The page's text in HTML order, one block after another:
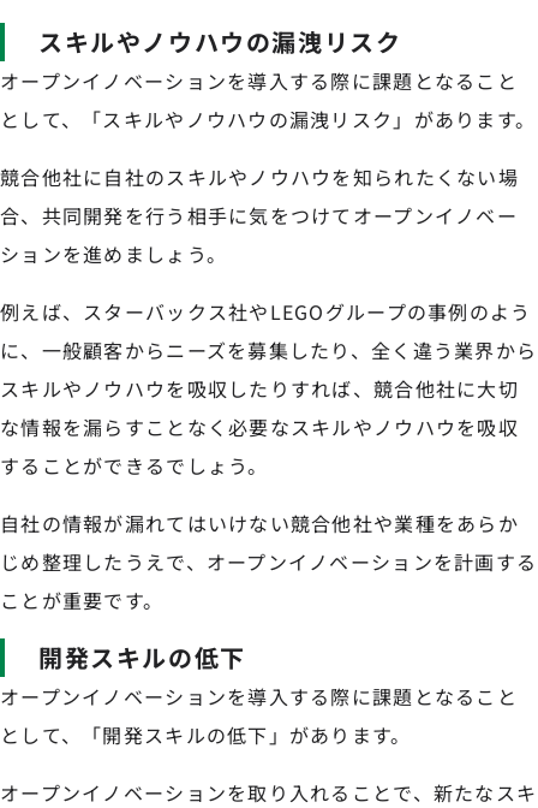
スキルやノウハウの漏洩リスク
オープンイノベーションを導入する際に課題となること
として、「スキルやノウハウの漏洩リスク」があります。
競合他社に自社のスキルやノウハウを知られたくない場
合、共同開発を行う相手に気をつけてオープンイノベー
ションを進めましょう。
例えば、スターバックス社やLEGOグループの事例のよう
に、一般顧客からニーズを募集したり、全く違う業界から
スキルやノウハウを吸収したりすれば、競合他社に大切
な情報を漏らすことなく必要なスキルやノウハウを吸収
することができるでしょう。
自社の情報が漏れてはいけない競合他社や業種をあらか
じめ整理したうえで、オープンイノベーションを計画する
ことが重要です。
開発スキルの低下
オープンイノベーションを導入する際に課題となること
として、「開発スキルの低下」があります。
オープンイノベーションを取り入れることで、新たなスキ